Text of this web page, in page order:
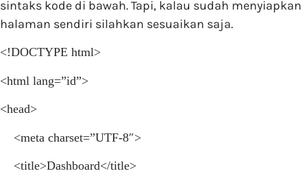
sintaks kode di bawah. Tapi, kalau sudah menyiapkan
halaman sendiri silahkan sesuaikan saja.
<!DOCTYPE html>
<html lang=”id”>
<head>
<meta charset=”UTF-8″>
<title>Dashboard</title>